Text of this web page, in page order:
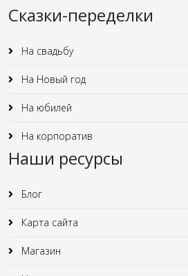
Сказки-переделки
На свадьбу
На Новый год
На юбилей
На корпоратив
Наши ресурсы
Блог
Карта сайта
Магазин